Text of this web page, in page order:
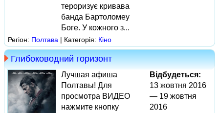
тероризує кривава
банда Бартоломеу
Боге. У кожного з...
Регіон: Полтава | Категорія: Кіно
Глибоководний горизонт
Лучшая афиша
Полтавы! Для
просмотра ВИДЕО
нажмите кнопку
Відбудеться:
13 жовтня 2016
— 19 жовтня
2016